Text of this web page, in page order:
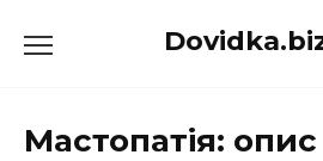
до
Мастопатія: